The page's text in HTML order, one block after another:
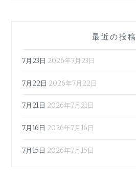
最近の投稿
7月23日 2026年7月23日
7月22日 2026年7月22日
7月21日 2026年7月21日
7月16日 2026年7月16日
7月15日 2026年7月15日